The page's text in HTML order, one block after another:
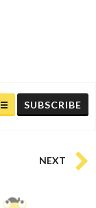
SUBSCRIBE
NEXT